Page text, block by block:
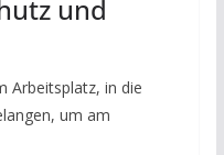
und
Arbeitsplatz, in die
um am